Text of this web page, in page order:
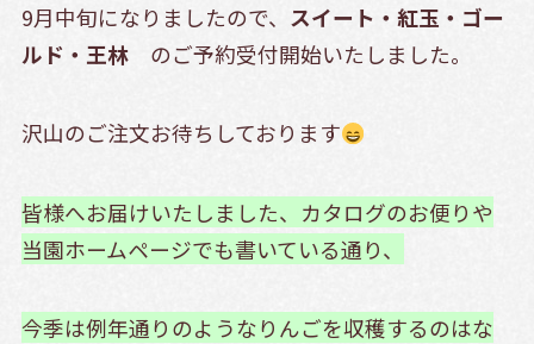
9月中旬になりましたので、 スイート・紅玉・ゴー
ルド・王林 のご予約受付開始いたしました。
沢山のご注文お待ちしております
皆様へお届けいたしました、カタログのお便りや
当園ホームページでも書いている通り、
今季は例年通りのようなりんごを収穫するのはな